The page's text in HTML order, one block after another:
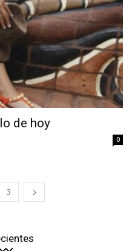
de hoy
0
3